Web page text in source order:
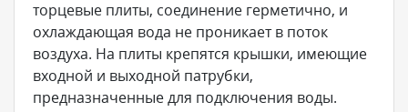
торцевые плиты, соединение герметично, и
охлаждающая вода не проникает в поток
воздуха. На плиты крепятся крышки, имеющие
входной и выходной патрубки,
предназначенные для подключения воды.